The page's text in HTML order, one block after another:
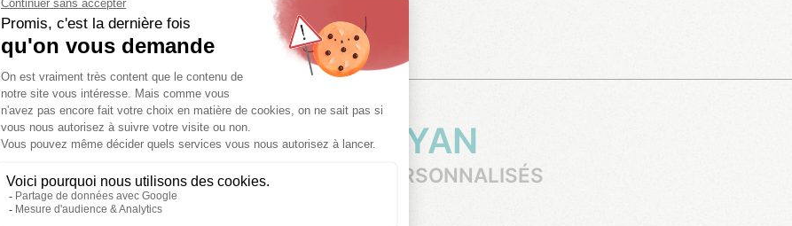
SOUVENIRS TIKAYAN
DÉCOUVREZ NOS OBJETS PERSONNALISÉS